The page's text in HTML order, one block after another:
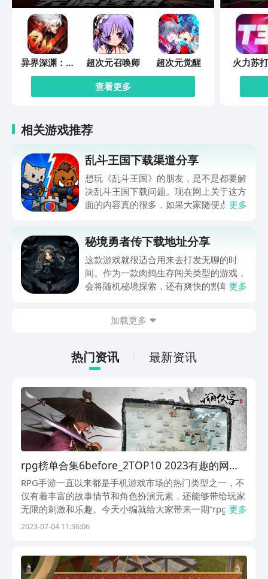
异界深渊：觉
醒
超次元召唤师
超次元觉醒
查看更多
火力苏
相关游戏推荐
乱斗王国下载渠道分享
想玩《乱斗王国》的朋友，是不是都要解
决乱斗王国下载问题。现在网上关于这方
面的内容真的很多，如果大家随便点击陌
app进行下载会更加方便，九游是手游福
利最多的游戏平台，在这里不仅能够看到
游戏资源，还能及时查看后续的消息、活
动内容等相关信息。
更多
秘境勇者传下载地址分享
这款游戏就很适合用来去打发无聊的时
间。作为一款肉鸽生存闯关类型的游戏，
会将随机秘境探索，还有爽快的割草闯关
接就可以下载。游戏的上手门槛还是比较
打发无聊的时间，可玩性真的比较高。
更多
加载更多
热门资讯 最新资讯
rpg榜单合集6before_2TOP10 2023有趣的网游
榜单
RPG手游一直以来都是手机游戏市场的热门类型之一，不
仅有着丰富的故事情节和角色扮演元素，还能够带给玩家
无限的刺激和乐趣。今天小编就给大家带来一期“rpg网游
排行榜前十名”的介绍，在这个排行榜中，小编将会为大
更多
2023-07-04 11:36:06